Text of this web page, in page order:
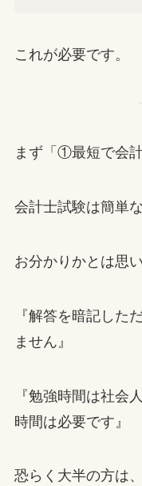
これが必要です。
まず「①最短で会
会計士試験は簡単
お分かりかとは思
『解答を暗記した
ません』
『勉強時間は社会
時間は必要です』
恐らく大半の方は